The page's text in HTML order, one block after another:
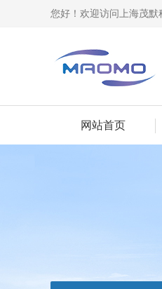
您好！欢迎访问上海茂默
网站首页